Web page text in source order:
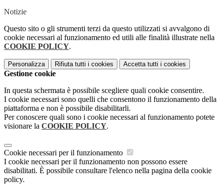
Notizie
Questo sito o gli strumenti terzi da questo utilizzati si avvalgono di
cookie necessari al funzionamento ed utili alle finalità illustrate nella
COOKIE POLICY.
Personalizza Rifiuta tutti i cookies Accetta tutti i cookies
Gestione cookie
In questa schermata è possibile scegliere quali cookie consentire.
I cookie necessari sono quelli che consentono il funzionamento della
piattaforma e non è possibile disabilitarli.
Per conoscere quali sono i cookie necessari al funzionamento potete
visionare la COOKIE POLICY.
Cookie necessari per il funzionamento
I cookie necessari per il funzionamento non possono essere
disabilitati. È possibile consultare l'elenco nella pagina della cookie
policy.